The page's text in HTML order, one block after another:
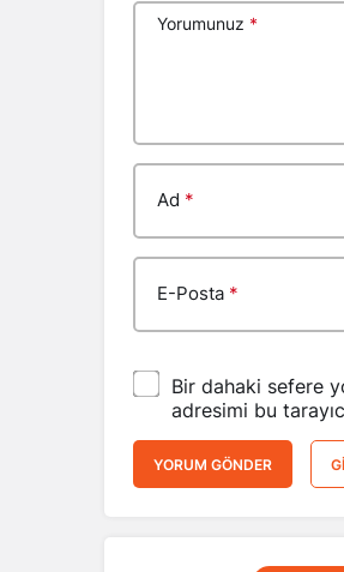
Yorumunuz *
Ad *
E-Posta *
Bir dahaki sefere
adresimi bu
YORUM GÖNDER